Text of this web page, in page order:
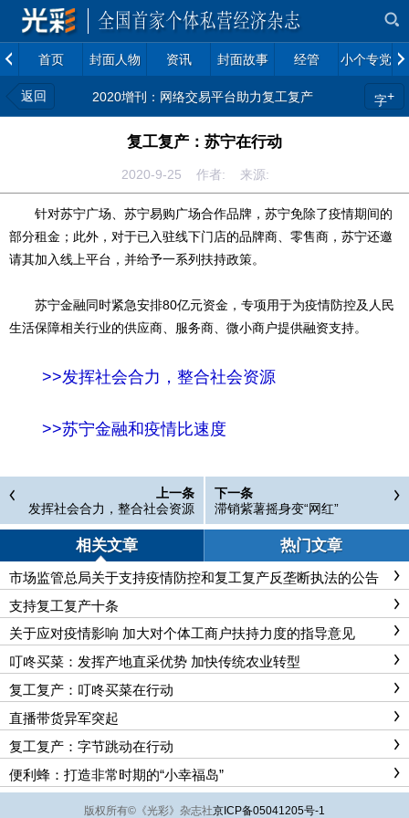
首页 封面人物 资讯 封面故事 经管 小个专党建
返回 2020增刊：网络交易平台助力复工复产 字+
复工复产：苏宁在行动
2020-9-25 作者: 来源:
针对苏宁广场、苏宁易购广场合作品牌，苏宁免除了疫情期间的
部分租金；此外，对于已入驻线下门店的品牌商、零售商，苏宁还邀
请其加入线上平台，并给予一系列扶持政策。
苏宁金融同时紧急安排80亿元资金，专项用于为疫情防控及人民
生活保障相关行业的供应商、服务商、微小商户提供融资支持。
>>发挥社会合力，整合社会资源
>>苏宁金融和疫情比速度
上一条
发挥社会合力，整合社会资源
下一条
滞销紫薯摇身变“网红”
相关文章 热门文章
市场监管总局关于支持疫情防控和复工复产反垄断执法的公告
支持复工复产十条
关于应对疫情影响 加大对个体工商户扶持力度的指导意见
叮咚买菜：发挥产地直采优势 加快传统农业转型
复工复产：叮咚买菜在行动
直播带货异军突起
复工复产：字节跳动在行动
便利蜂：打造非常时期的“小幸福岛”
版权所有© 《光彩》杂志社京ICP备05041205号-1